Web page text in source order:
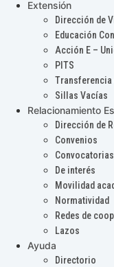
Extensión
Dirección de
Educación
Acción E –
PITS
Transferencia
Sillas Vacías
Relacionamiento
Dirección de
Convenios
De interés
Movilidad
Normatividad
Redes de
Lazos
Ayuda
Directorio